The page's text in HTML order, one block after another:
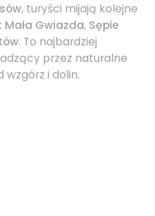
, turyści mijają kolejne
Mała Gwiazda, Sępie
. To najbardziej
przez naturalne
i dolin.